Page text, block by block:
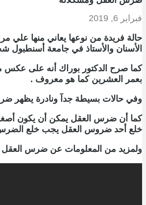
فبراير 6, 2019
حالة فريدة من نوعها يعاني منها
الأسنان والأستاذ في جامعة أسنطبول
بعمر العشرين كما هو معروف .
وفي حالات بسيطة جدآ ونادرة يظهر
كما أن ضرس العقل يمكن أن يكون
خلع أحد ضروس العقل يجب خلع الضرس
ولمزيد من المعلومات عن ضرس العقل